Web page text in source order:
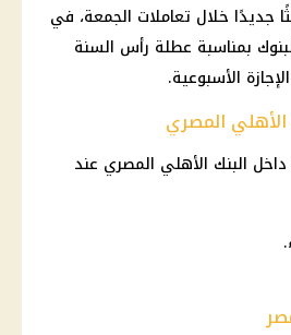
جديدًا خلال تعاملات الجمعة، في
بمناسبة عطلة رأس السنة
الأسبوعية.
الأهلي المصري
البنك الأهلي المصري عند